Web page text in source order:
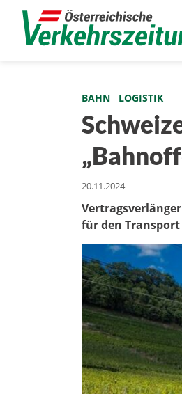
BAHN LOGISTIK
20.11.2024
für den